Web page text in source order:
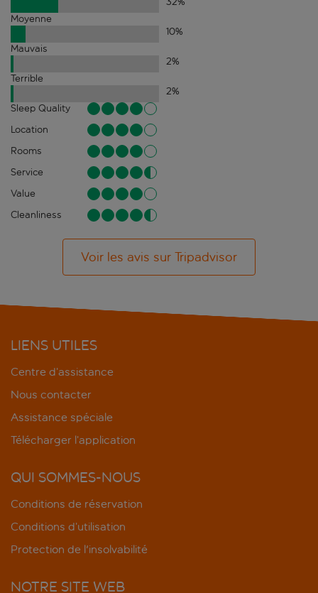
Moyenne
10%
Mauvais
2%
Terrible
2%
Sleep Quality
Location
Rooms
Service
Value
Cleanliness
Voir les avis sur Tripadvisor
LIENS UTILES
Centre d’assistance
Nous contacter
Assistance spéciale
Télécharger l’application
QUI SOMMES-NOUS
Conditions de réservation
Conditions d’utilisation
Protection de l'insolvabilité
NOTRE SITE WEB